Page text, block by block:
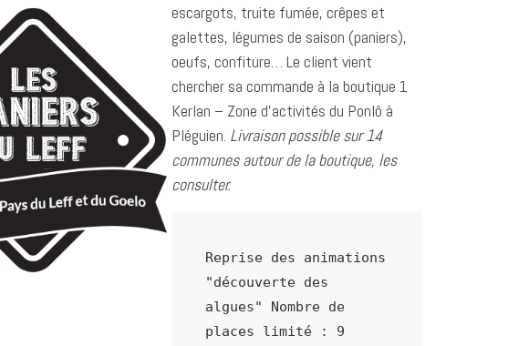
escargots, truite fumée, crêpes et
galettes, légumes de saison (paniers),
oeufs, confiture… Le client vient
chercher sa commande à la boutique 1
Kerlan – Zone d’activités du Ponlô à
Pléguien. Livraison possible sur 14
communes autour de la boutique, les
consulter.
Reprise des animations
"découverte des
algues" Nombre de
places limité : 9